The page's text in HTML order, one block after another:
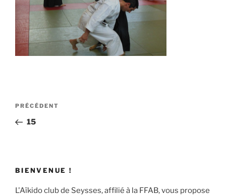
Navigation
l’article
Article
précédent
PRÉCÉDENT
15
BIENVENUE !
L'Aïkido club de Seysses, affilié à la FFAB, vous propose